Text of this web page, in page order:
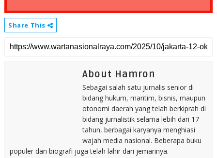
Share This
About Hamron
Sebagai salah satu jurnalis senior di
bidang hukum, maritim, bisnis, maupun
otonomi daerah yang telah berkiprah di
bidang jurnalistik selama lebih dari 17
tahun, berbagai karyanya menghiasi
wajah media nasional. Beberapa buku
populer dan biografi juga telah lahir dari jemarinya.